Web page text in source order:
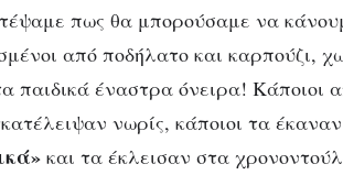
πως θα μπορούσαμε να
από ποδήλατο και καρπούζι,
παιδικά έναστρα όνειρα! Κάποιοι
νωρίς, κάποιοι τα
και τα έκλεισαν στα